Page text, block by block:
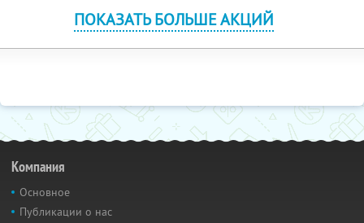
ПОКАЗАТЬ БОЛЬШЕ АКЦИЙ
Компания
Основное
Публикации о нас